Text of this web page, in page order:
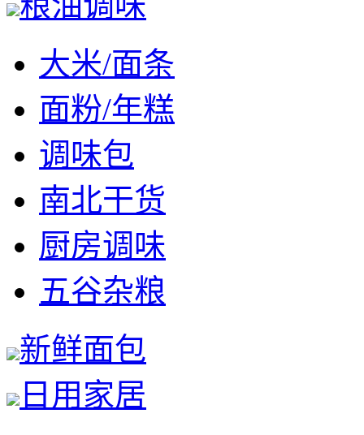
大米/面条
面粉/年糕
调味包
南北干货
厨房调味
五谷杂粮
新鲜面包
日用家居